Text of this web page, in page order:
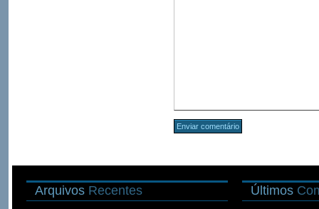
Arquivos Recentes Últimos